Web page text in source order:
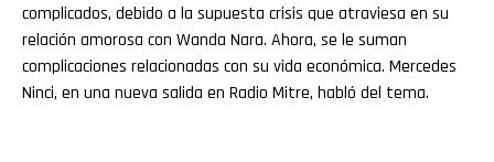
complicados, debido a la supuesta crisis que atraviesa en su
relación amorosa con Wanda Nara. Ahora, se le suman
complicaciones relacionadas con su vida económica. Mercedes
Ninci, en una nueva salida en Radio Mitre, habló del tema.